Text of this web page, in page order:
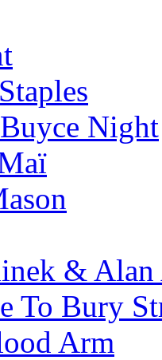
Night
& Alan
To Bury
Arm